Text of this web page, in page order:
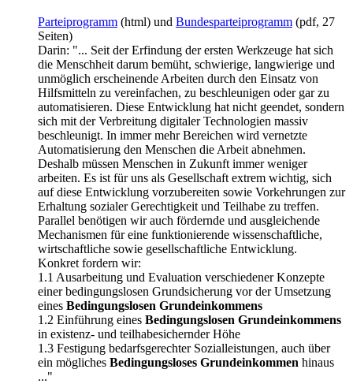
Parteiprogramm (html) und Bundesparteiprogramm (pdf, 27
Seiten)
Darin: "... Seit der Erfindung der ersten Werkzeuge hat sich
die Menschheit darum bemüht, schwierige, langwierige und
unmöglich erscheinende Arbeiten durch den Einsatz von
Hilfsmitteln zu vereinfachen, zu beschleunigen oder gar zu
automatisieren. Diese Entwicklung hat nicht geendet, sondern
sich mit der Verbreitung digitaler Technologien massiv
beschleunigt. In immer mehr Bereichen wird vernetzte
Automatisierung den Menschen die Arbeit abnehmen.
Deshalb müssen Menschen in Zukunft immer weniger
arbeiten. Es ist für uns als Gesellschaft extrem wichtig, sich
auf diese Entwicklung vorzubereiten sowie Vorkehrungen zur
Erhaltung sozialer Gerechtigkeit und Teilhabe zu treffen.
Parallel benötigen wir auch fördernde und ausgleichende
Mechanismen für eine funktionierende wissenschaftliche,
wirtschaftliche sowie gesellschaftliche Entwicklung.
Konkret fordern wir:
1.1 Ausarbeitung und Evaluation verschiedener Konzepte
einer bedingungslosen Grundsicherung vor der Umsetzung
eines Bedingungslosen Grundeinkommens
1.2 Einführung eines Bedingungslosen Grundeinkommens
in existenz- und teilhabesichernder Höhe
1.3 Festigung bedarfsgerechter Sozialleistungen, auch über
ein mögliches Bedingungsloses Grundeinkommen hinaus
..."